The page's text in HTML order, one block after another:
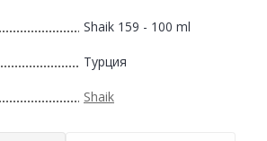
Shaik 159 - 100 ml
Турция
Shaik